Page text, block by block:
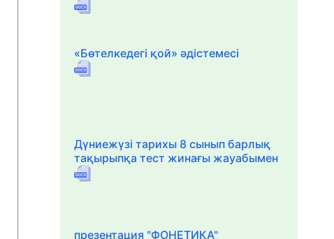
«Бөтелкедегі қой» әдістемесі
Дүниежүзі тарихы 8 сынып барлық
тақырыпқа тест жинағы жауабымен
презентация "ФОНЕТИКА"